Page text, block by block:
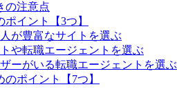
の注意点
イント【3つ】
が豊富なサイトを選ぶ
や転職エージェントを選ぶ
ーがいる転職エージェントを選ぶ
ポイント【7つ】